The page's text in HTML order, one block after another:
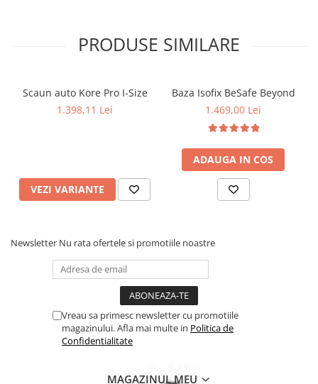
pentru piciorușe li s-au adăugat arcuri pentru a nu vă sta în cale
atunci cand îl asezați pe cel mic.
fost niciodată mai ușoară.
Intuitiv in utilizare.
PRODUSE SIMILARE
Scaun auto Kore Pro I-Size
1.398,11 Lei
VEZI VARIANTE
Baza Isofix BeSafe Beyond
1.469,00 Lei
ADAUGA IN COS
Newsletter Nu rata ofertele si promotiile noastre
Vreau sa primesc newsletter cu promotiile
magazinului. Afla mai multe in Politica de
Confidentialitate
MAGAZINUL MEU